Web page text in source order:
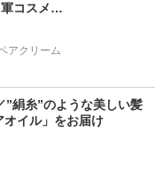
軍コスメ…
アクリーム
絹糸”のような美しい髪
イル」をお届け